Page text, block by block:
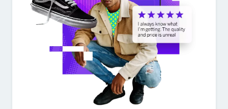
가격 책정 요청
성 (Last name)*
이름 (First name)*